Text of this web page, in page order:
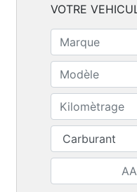
VOTRE